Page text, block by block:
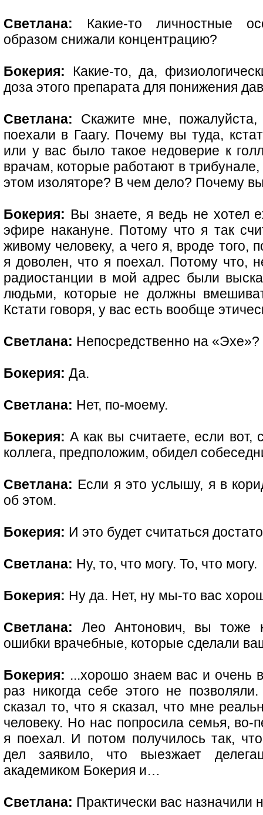
Светлана: Какие-то личностные
образом снижали концентрацию?
Бокерия: Какие-то, да,
доза этого препарата для понижения
Светлана: Скажите мне,
поехали в Гаагу. Почему вы туда,
или у вас было такое недоверие к
врачам, которые работают в
этом изоляторе? В чем дело? Почему
Бокерия: Вы знаете, я ведь не хотел
эфире накануне. Потому что я так
живому человеку, а чего я, вроде того,
я доволен, что я поехал. Потому что,
радиостанции в мой адрес были
людьми, которые не должны
Кстати говоря, у вас есть вообще
Светлана: Непосредственно на «Эхе»?
Бокерия: Да.
Светлана: Нет, по-моему.
Бокерия: А как вы считаете, если
коллега, предположим, обидел
Светлана: Если я это услышу, я в
об этом.
Бокерия: И это будет считаться
Светлана: Ну, то, что могу. То, что могу.
Бокерия: Ну да. Нет, ну мы-то вас
Светлана: Лео Антонович, вы тоже
ошибки врачебные, которые сделали
Бокерия: ...хорошо знаем вас и очень
раз никогда себе этого не
сказал то, что я сказал, что мне
человеку. Но нас попросила семья,
я поехал. И потом получилось так,
дел заявило, что выезжает
академиком Бокерия и…
Светлана: Практически вас назначили